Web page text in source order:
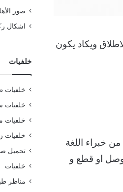
ويكاد يكون
خبراء اللغة
وصل او قطع و
صور
اشكال ركنات
خلفيات
خلفيات
خلفيات
خلفيات
خلفيات
تحميل
خلفيات
مناظر